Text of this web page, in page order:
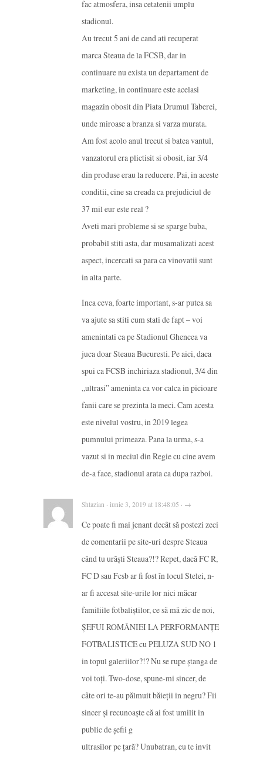
fac atmosfera, insa cetatenii umplu
stadionul.
Au trecut 5 ani de cand ati recuperat
marca Steaua de la FCSB, dar in
continuare nu exista un departament de
marketing, in continuare este acelasi
magazin obosit din Piata Drumul Taberei,
unde miroase a branza si varza murata.
Am fost acolo anul trecut si batea vantul,
vanzatorul era plictisit si obosit, iar 3/4
din produse erau la reducere. Pai, in aceste
conditii, cine sa creada ca prejudiciul de
37 mil eur este real ?
Aveti mari probleme si se sparge buba,
probabil stiti asta, dar musamalizati acest
aspect, incercati sa para ca vinovatii sunt
in alta parte.
Inca ceva, foarte important, s-ar putea sa
va ajute sa stiti cum stati de fapt – voi
amenintati ca pe Stadionul Ghencea va
juca doar Steaua Bucuresti. Pe aici, daca
spui ca FCSB inchiriaza stadionul, 3/4 din
„ultrasi” ameninta ca vor calca in picioare
fanii care se prezinta la meci. Cam acesta
este nivelul vostru, in 2019 legea
pumnului primeaza. Pana la urma, s-a
vazut si in meciul din Regie cu cine avem
de-a face, stadionul arata ca dupa razboi.
Shtazian · iunie 3, 2019 at 18:48:05 · →
Ce poate fi mai jenant decât să postezi zeci
de comentarii pe site-uri despre Steaua
când tu urăști Steaua?!? Repet, dacă FC R,
FC D sau Fcsb ar fi fost în locul Stelei, n-
ar fi accesat site-urile lor nici măcar
familiile fotbaliștilor, ce să mă zic de noi,
ȘEFUI ROMÂNIEI LA PERFORMANȚE
FOTBALISTICE cu PELUZA SUD NO 1
in topul galeriilor?!? Nu se rupe ștanga de
voi toți. Two-dose, spune-mi sincer, de
câte ori te-au pălmuit băieții in negru? Fii
sincer și recunoaște că ai fost umilit in
public de șefii g
ultrasilor pe țară? Unubatran, eu te invit